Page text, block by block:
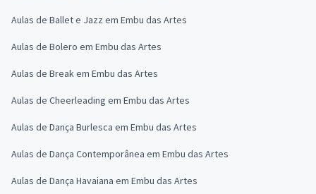
Aulas de Ballet e Jazz em Embu das Artes
Aulas de Bolero em Embu das Artes
Aulas de Break em Embu das Artes
Aulas de Cheerleading em Embu das Artes
Aulas de Dança Burlesca em Embu das Artes
Aulas de Dança Contemporânea em Embu das Artes
Aulas de Dança Havaiana em Embu das Artes